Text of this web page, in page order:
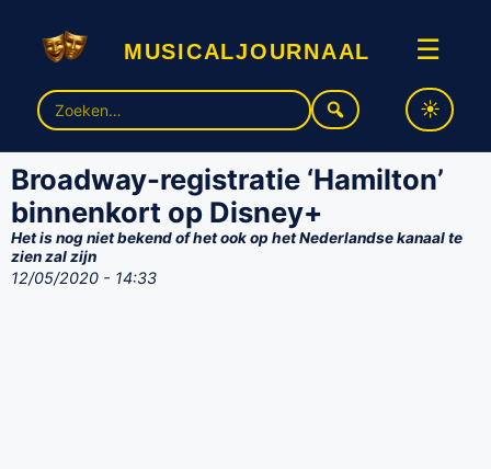
musicaljournaal ☰
Zoek
naar:
Broadway-registratie ‘Hamilton’
binnenkort op Disney+
Het is nog niet bekend of het ook op het Nederlandse kanaal te
zien zal zijn
12/05/2020 - 14:33